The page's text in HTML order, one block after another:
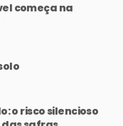
começa na
o risco silencioso